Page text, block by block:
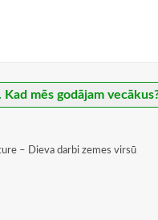
Kad mēs godājam
– Dieva darbi zemes virsū